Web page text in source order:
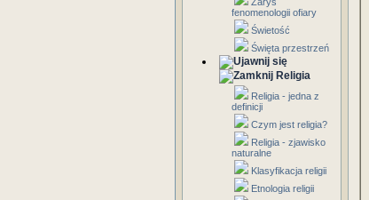
fenomenologii ofiary
Świetość
Święta przestrzeń
Religia
Religia - jedna z
definicji
Czym jest religia?
Religia - zjawisko
naturalne
Klasyfikacja religii
Etnologia religii